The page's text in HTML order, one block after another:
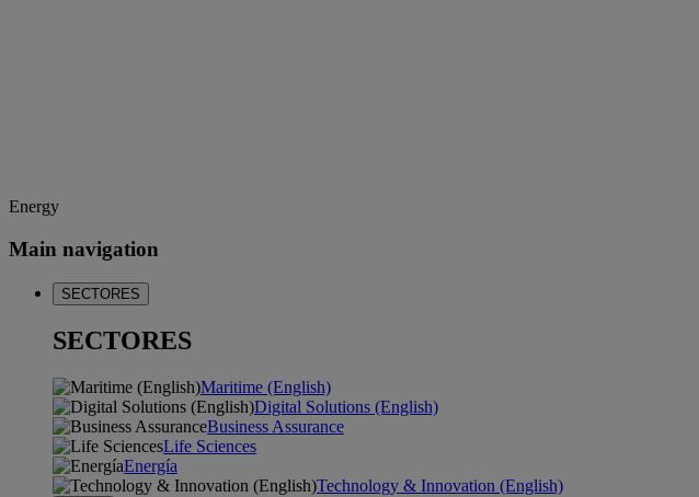
Energy
Main navigation
SECTORES
SECTORES
Maritime (English)
Digital Solutions (English)
Business Assurance
Life Sciences
Energía
Technology & Innovation (English)